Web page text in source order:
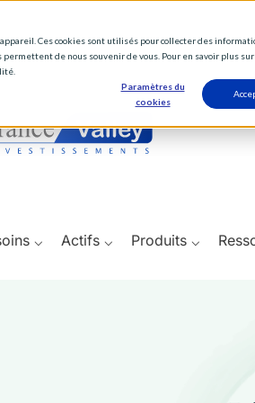
Ces cookies sont utilisés pour collecter des
de nous souvenir de vous. Pour en savoir plus
Paramètres du
cookies
⌵ Actifs ⌵ Produits ⌵